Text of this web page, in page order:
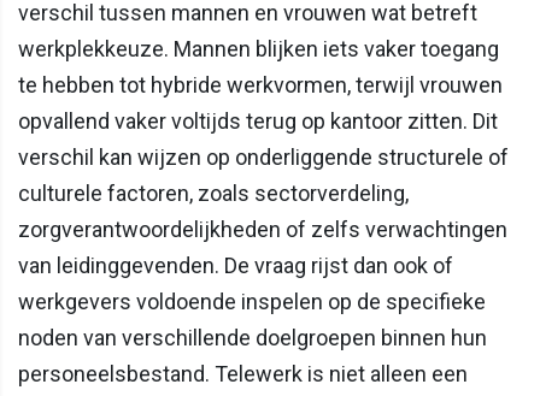
verschil tussen mannen en vrouwen wat betreft
werkplekkeuze. Mannen blijken iets vaker toegang
te hebben tot hybride werkvormen, terwijl vrouwen
opvallend vaker voltijds terug op kantoor zitten. Dit
verschil kan wijzen op onderliggende structurele of
culturele factoren, zoals sectorverdeling,
zorgverantwoordelijkheden of zelfs verwachtingen
van leidinggevenden. De vraag rijst dan ook of
werkgevers voldoende inspelen op de specifieke
noden van verschillende doelgroepen binnen hun
personeelsbestand. Telewerk is niet alleen een